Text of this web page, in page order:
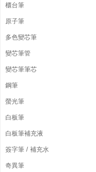
櫃台筆
原子筆
多色變芯筆
變芯筆管
變芯筆筆芯
鋼筆
螢光筆
白板筆
白板筆補充液
簽字筆 / 補充水
奇異筆